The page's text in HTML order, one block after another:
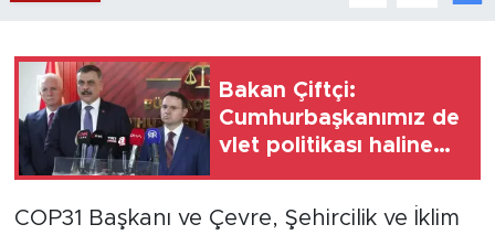
Bakan Çiftçi:
Cumhurbaşkanımız de
vlet politikası haline
COP31 Başkanı ve Çevre, Şehircilik ve İklim